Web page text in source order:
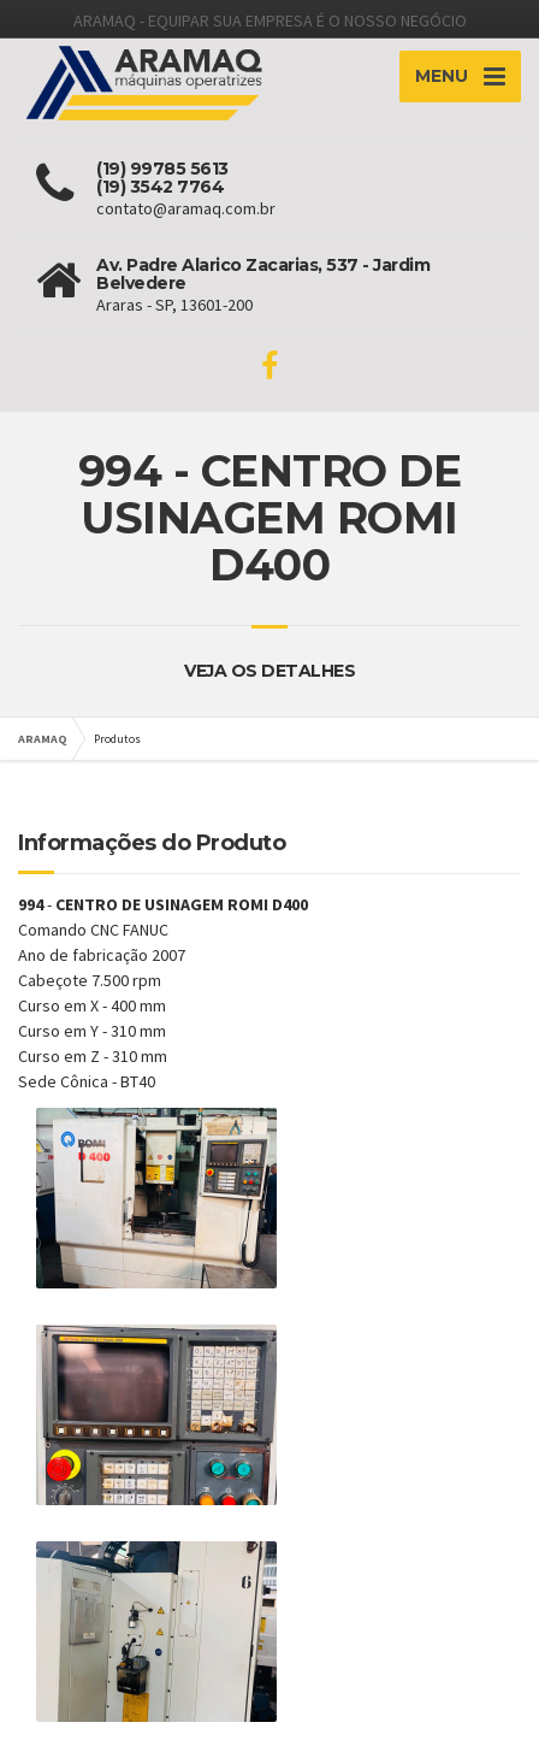
ARAMAQ - EQUIPAR SUA EMPRESA É O NOSSO NEGÓCIO
MENU
(19) 99785 5613
(19) 3542 7764
contato@aramaq.com.br
Av. Padre Alarico Zacarias, 537 - Jardim
Belvedere
Araras - SP, 13601-200
994 - CENTRO DE
USINAGEM ROMI
D400
VEJA OS DETALHES
ARAMAQ Produtos
Informações do Produto
994- CENTRO DE USINAGEM ROMI D400
Comando CNC FANUC
Ano de fabricação 2007
Cabeçote 7.500 rpm
Curso em X - 400 mm
Curso em Y - 310 mm
Curso em Z - 310 mm
Sede Cônica - BT40